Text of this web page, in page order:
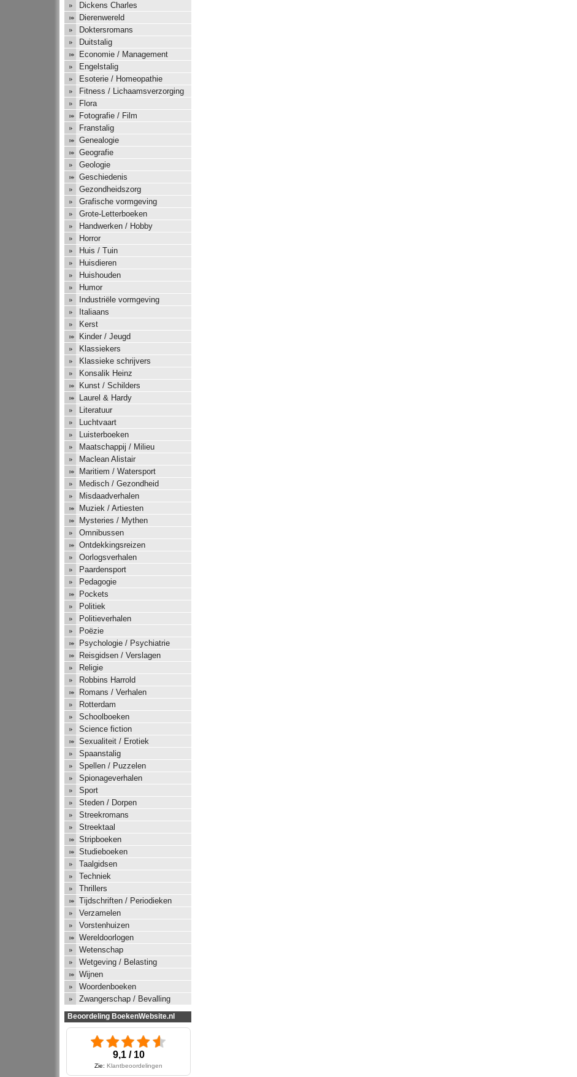
Dickens Charles
Dierenwereld
Doktersromans
Duitstalig
Economie / Management
Engelstalig
Esoterie / Homeopathie
Fitness / Lichaamsverzorging
Flora
Fotografie / Film
Franstalig
Genealogie
Geografie
Geologie
Geschiedenis
Gezondheidszorg
Grafische vormgeving
Grote-Letterboeken
Handwerken / Hobby
Horror
Huis / Tuin
Huisdieren
Huishouden
Humor
Industriële vormgeving
Italiaans
Kerst
Kinder / Jeugd
Klassiekers
Klassieke schrijvers
Konsalik Heinz
Kunst / Schilders
Laurel & Hardy
Literatuur
Luchtvaart
Luisterboeken
Maatschappij / Milieu
Maclean Alistair
Maritiem / Watersport
Medisch / Gezondheid
Misdaadverhalen
Muziek / Artiesten
Mysteries / Mythen
Omnibussen
Ontdekkingsreizen
Oorlogsverhalen
Paardensport
Pedagogie
Pockets
Politiek
Politieverhalen
Poëzie
Psychologie / Psychiatrie
Reisgidsen / Verslagen
Religie
Robbins Harrold
Romans / Verhalen
Rotterdam
Schoolboeken
Science fiction
Sexualiteit / Erotiek
Spaanstalig
Spellen / Puzzelen
Spionageverhalen
Sport
Steden / Dorpen
Streekromans
Streektaal
Stripboeken
Studieboeken
Taalgidsen
Techniek
Thrillers
Tijdschriften / Periodieken
Verzamelen
Vorstenhuizen
Wereldoorlogen
Wetenschap
Wetgeving / Belasting
Wijnen
Woordenboeken
Zwangerschap / Bevalling
Beoordeling BoekenWebsite.nl
9,1 / 10
Zie: Klantbeoordelingen